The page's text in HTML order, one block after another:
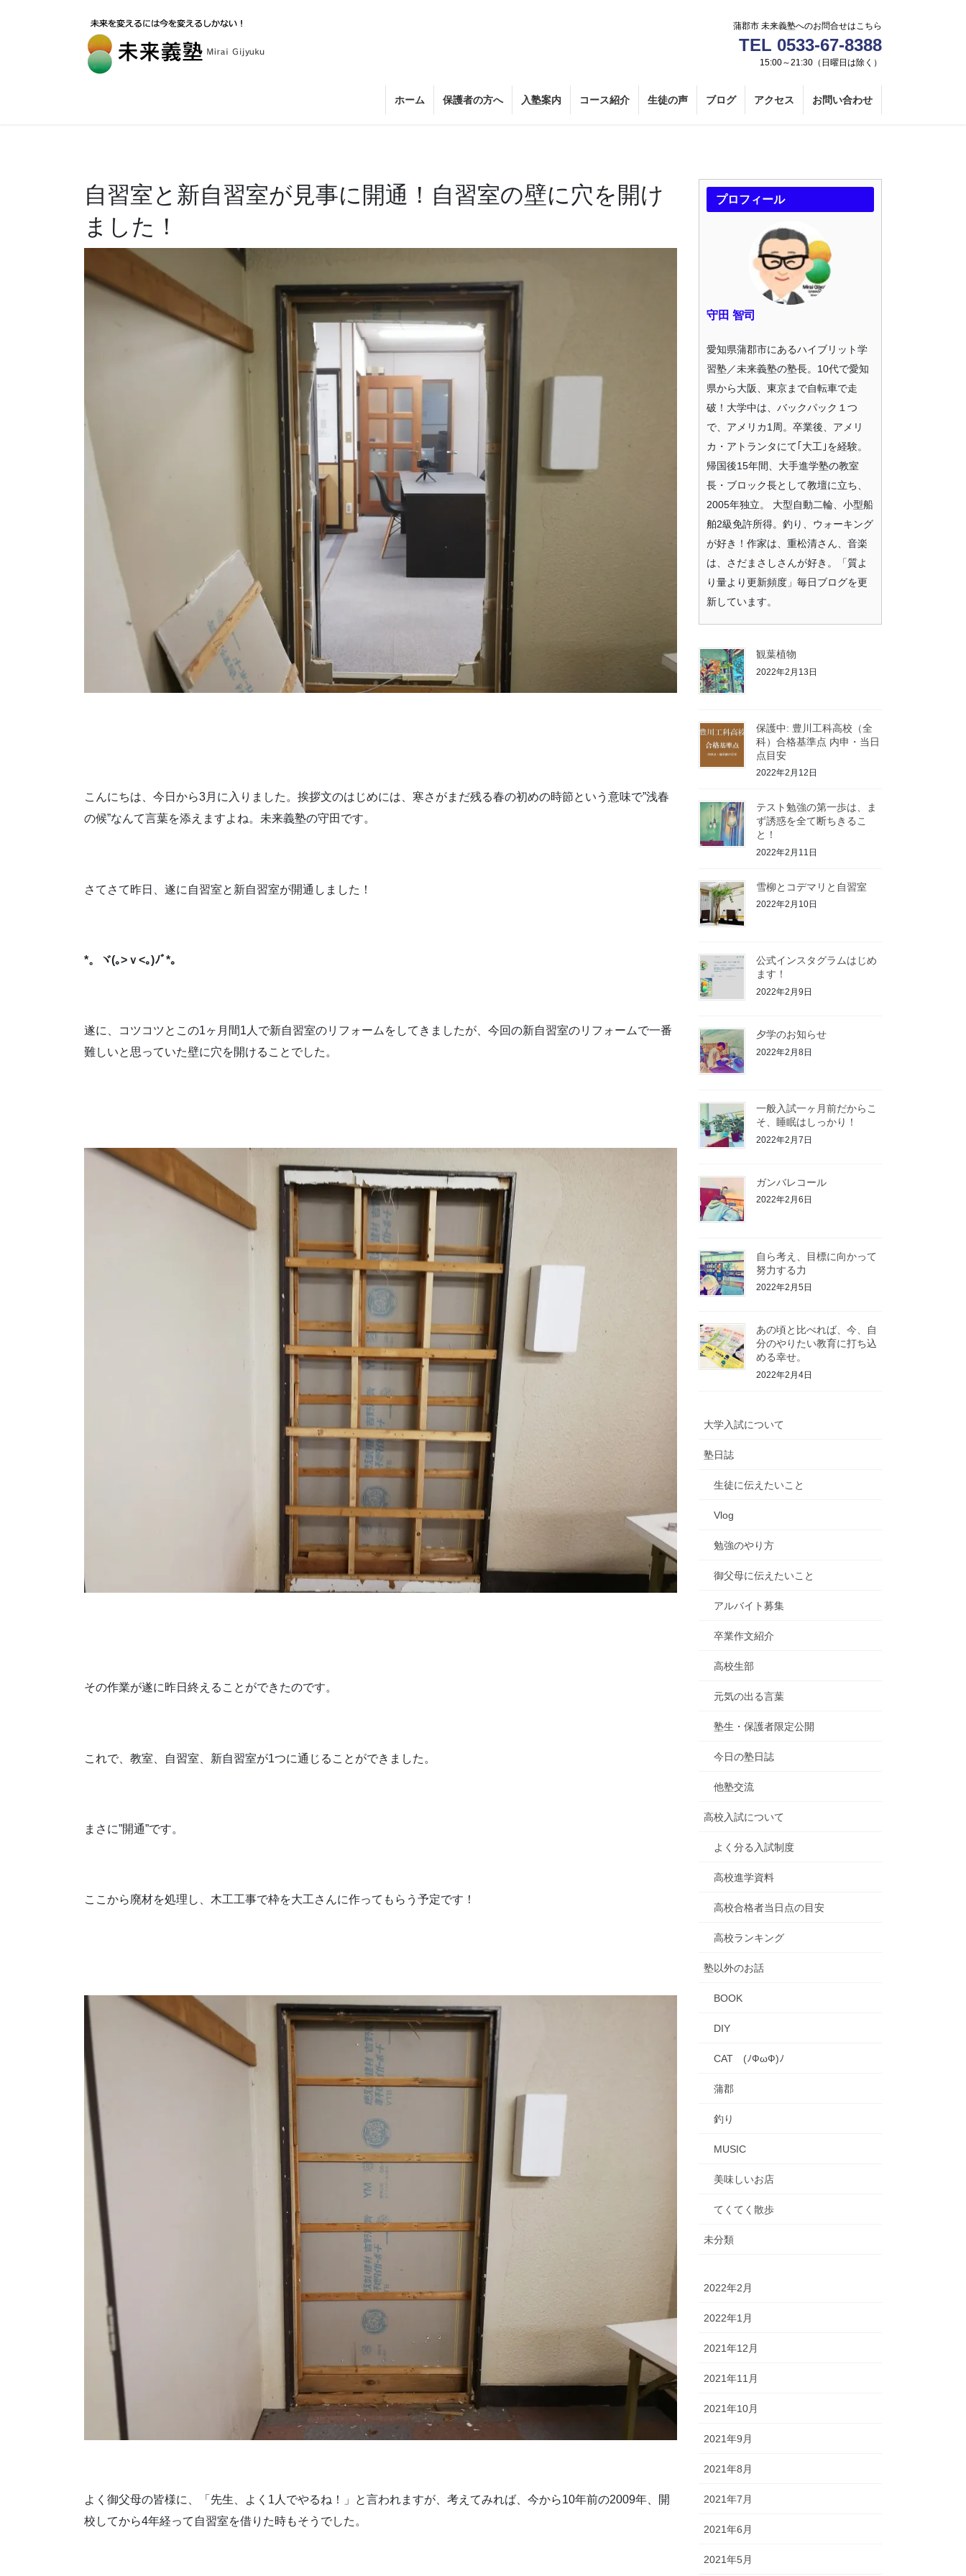
蒲郡市 未来義塾へのお問合せはこちら
TEL 0533-67-8388
15:00～21:30（日曜日は除く）
ホーム 保護者の方へ 入塾案内 コース紹介 生徒の声 ブログ アクセス お問い合わせ
自習室と新自習室が見事に開通！自習室の壁に穴を開け
ました！
こんにちは、今日から3月に入りました。挨拶文のはじめには、寒さがまだ残る春の初めの時節という意味で”浅春
の候”なんて言葉を添えますよね。未来義塾の守田です。
さてさて昨日、遂に自習室と新自習室が開通しました！
*。ヾ(｡>ｖ<｡)ﾉﾞ*。
遂に、コツコツとこの1ヶ月間1人で新自習室のリフォームをしてきましたが、今回の新自習室のリフォームで一番
難しいと思っていた壁に穴を開けることでした。
その作業が遂に昨日終えることができたのです。
これで、教室、自習室、新自習室が1つに通じることができました。
まさに”開通”です。
ここから廃材を処理し、木工工事で枠を大工さんに作ってもらう予定です！
よく御父母の皆様に、「先生、よく1人でやるね！」と言われますが、考えてみれば、今から10年前の2009年、開
校してから4年経って自習室を借りた時もそうでした。
プロフィール
守田 智司
愛知県蒲郡市にあるハイブリット学
習塾／未来義塾の塾長。10代で愛知
県から大阪、東京まで自転車で走
破！大学中は、バックパック１つ
で、アメリカ1周。卒業後、アメリ
カ・アトランタにて｢大工｣を経験。
帰国後15年間、大手進学塾の教室
長・ブロック長として教壇に立ち、
2005年独立。 大型自動二輪、小型船
舶2級免許所得。釣り、ウォーキング
が好き！作家は、重松清さん、音楽
は、さだまさしさんが好き。「質よ
り量より更新頻度」毎日ブログを更
新しています。
観葉植物
2022年2月13日
保護中: 豊川工科高校（全
科）合格基準点 内申・当日
点目安
2022年2月12日
テスト勉強の第一歩は、ま
ず誘惑を全て断ちきるこ
と！
2022年2月11日
雪柳とコデマリと自習室
2022年2月10日
公式インスタグラムはじめ
ます！
2022年2月9日
夕学のお知らせ
2022年2月8日
一般入試一ヶ月前だからこ
そ、睡眠はしっかり！
2022年2月7日
ガンバレコール
2022年2月6日
自ら考え、目標に向かって
努力する力
2022年2月5日
あの頃と比べれば、今、自
分のやりたい教育に打ち込
める幸せ。
2022年2月4日
大学入試について
塾日誌
生徒に伝えたいこと
Vlog
勉強のやり方
御父母に伝えたいこと
アルバイト募集
卒業作文紹介
高校生部
元気の出る言葉
塾生・保護者限定公開
今日の塾日誌
他塾交流
高校入試について
よく分る入試制度
高校進学資料
高校合格者当日点の目安
高校ランキング
塾以外のお話
BOOK
DIY
CAT (ﾉФωФ)ﾉ
蒲郡
釣り
MUSIC
美味しいお店
てくてく散歩
未分類
2022年2月
2022年1月
2021年12月
2021年11月
2021年10月
2021年9月
2021年8月
2021年7月
2021年6月
2021年5月